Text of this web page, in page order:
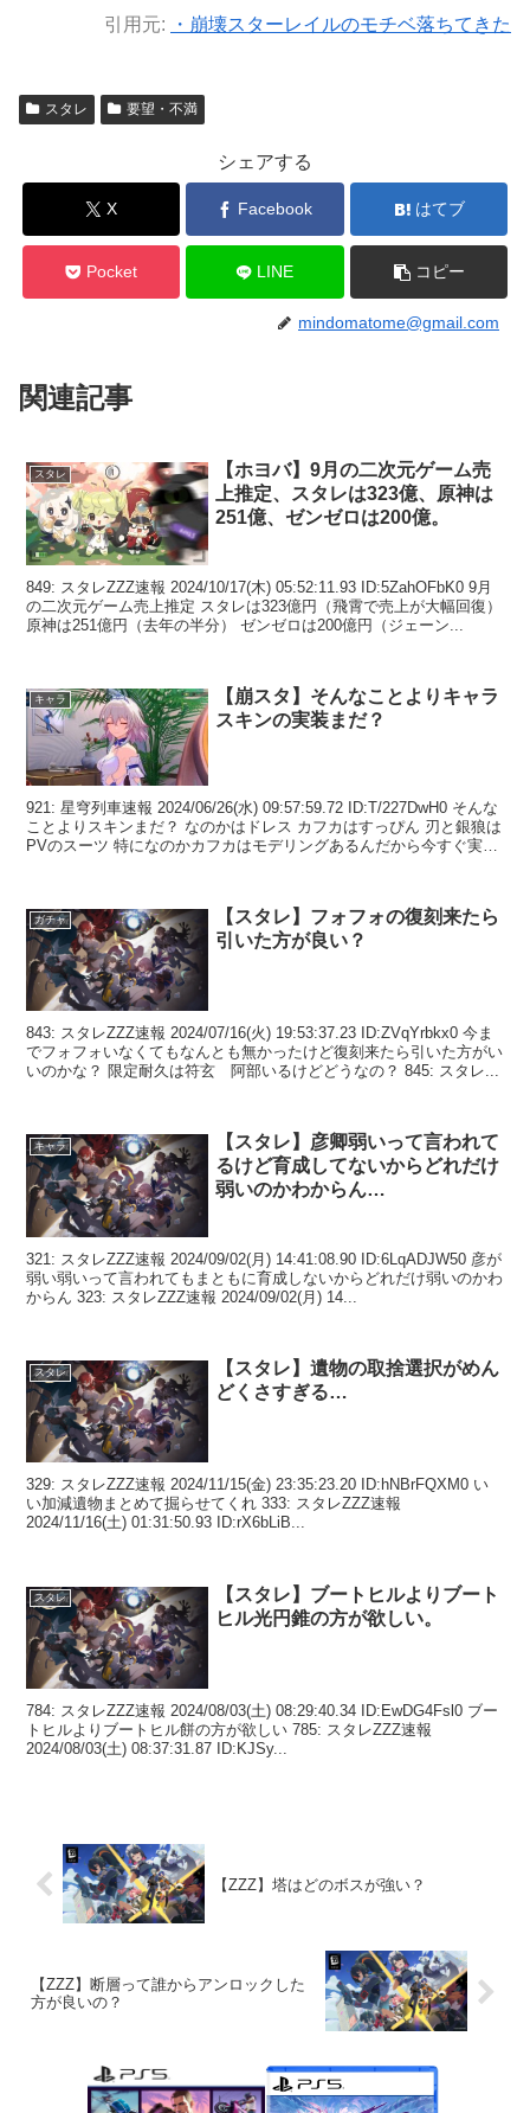
引用元: ・崩壊スターレイルのモチベ落ちてきた
スタレ 要望・不満
シェアする
X Facebook はてブ
Pocket LINE コピー
mindomatome@gmail.com
関連記事
スタレ
【ホヨバ】9月の二次元ゲーム売
上推定、スタレは323億、原神は
251億、ゼンゼロは200億。
849: スタレZZZ速報 2024/10/17(木) 05:52:11.93 ID:5ZahOFbK0 9月
の二次元ゲーム売上推定 スタレは323億円（飛霄で売上が大幅回復）
原神は251億円（去年の半分） ゼンゼロは200億円（ジェーン...
キャラ
【崩スタ】そんなことよりキャラ
スキンの実装まだ？
921: 星穹列車速報 2024/06/26(水) 09:57:59.72 ID:T/227DwH0 そんな
ことよりスキンまだ？ なのかはドレス カフカはすっぴん 刃と銀狼は
PVのスーツ 特になのかカフカはモデリングあるんだから今すぐ実装
ガチャ
【スタレ】フォフォの復刻来たら
引いた方が良い？
843: スタレZZZ速報 2024/07/16(火) 19:53:37.23 ID:ZVqYrbkx0 今ま
でフォフォいなくてもなんとも無かったけど復刻来たら引いた方がい
いのかな？ 限定耐久は符玄 阿部いるけどどうなの？ 845: スタレ...
キャラ
【スタレ】彦卿弱いって言われて
るけど育成してないからどれだけ
弱いのかわからん…
321: スタレZZZ速報 2024/09/02(月) 14:41:08.90 ID:6LqADJW50 彦が
弱い弱いって言われてもまともに育成しないからどれだけ弱いのかわ
からん 323: スタレZZZ速報 2024/09/02(月) 14...
スタレ
【スタレ】遺物の取捨選択がめん
どくさすぎる…
329: スタレZZZ速報 2024/11/15(金) 23:35:23.20 ID:hNBrFQXM0 い
い加減遺物まとめて掘らせてくれ 333: スタレZZZ速報
2024/11/16(土) 01:31:50.93 ID:rX6bLiB...
スタレ
【スタレ】ブートヒルよりブート
ヒル光円錐の方が欲しい。
784: スタレZZZ速報 2024/08/03(土) 08:29:40.34 ID:EwDG4Fsl0 ブー
トヒルよりブートヒル餅の方が欲しい 785: スタレZZZ速報
2024/08/03(土) 08:37:31.87 ID:KJSy...
【ZZZ】塔はどのボスが強い？
【ZZZ】断層って誰からアンロックした
方が良いの？